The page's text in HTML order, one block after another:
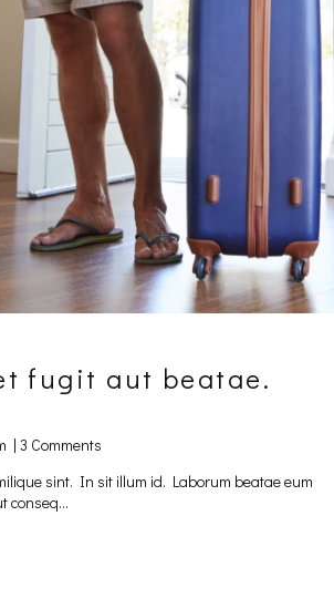
fugit aut beatae.
| 3 Comments
sint. In sit illum id. Laborum beatae eum
conseq...